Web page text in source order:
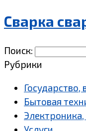
Сварка
Поиск:
Рубрики
Государство,
Бытовая